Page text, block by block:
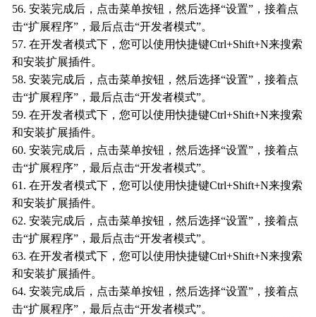
56. 安装完成后，点击菜单按钮，然后选择“设置”，接着点
击“扩展程序”，最后点击“开发者模式”。
57. 在开发者模式下，您可以使用快捷键Ctrl+Shift+N来搜索
和安装扩展插件。
58. 安装完成后，点击菜单按钮，然后选择“设置”，接着点
击“扩展程序”，最后点击“开发者模式”。
59. 在开发者模式下，您可以使用快捷键Ctrl+Shift+N来搜索
和安装扩展插件。
60. 安装完成后，点击菜单按钮，然后选择“设置”，接着点
击“扩展程序”，最后点击“开发者模式”。
61. 在开发者模式下，您可以使用快捷键Ctrl+Shift+N来搜索
和安装扩展插件。
62. 安装完成后，点击菜单按钮，然后选择“设置”，接着点
击“扩展程序”，最后点击“开发者模式”。
63. 在开发者模式下，您可以使用快捷键Ctrl+Shift+N来搜索
和安装扩展插件。
64. 安装完成后，点击菜单按钮，然后选择“设置”，接着点
击“扩展程序”，最后点击“开发者模式”。